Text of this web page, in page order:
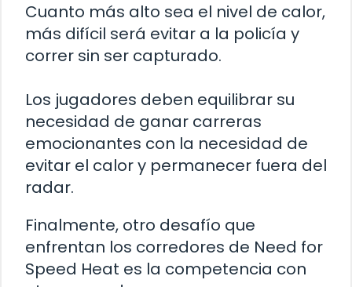
Cuanto más alto sea el nivel de calor,
más difícil será evitar a la policía y
correr sin ser capturado.
Los jugadores deben equilibrar su
necesidad de ganar carreras
emocionantes con la necesidad de
evitar el calor y permanecer fuera del
radar.
Finalmente, otro desafío que
enfrentan los corredores de Need for
Speed Heat es la competencia con